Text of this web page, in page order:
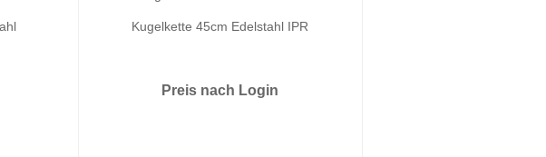
Kugelkette 45cm Edelstahl IPR
Preis nach Login